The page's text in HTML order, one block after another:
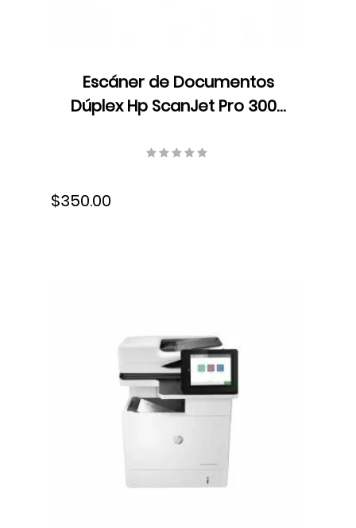
Escáner de Documentos
Dúplex Hp ScanJet Pro 3000
ppm/80 ipm, Resolución 300
$350.00